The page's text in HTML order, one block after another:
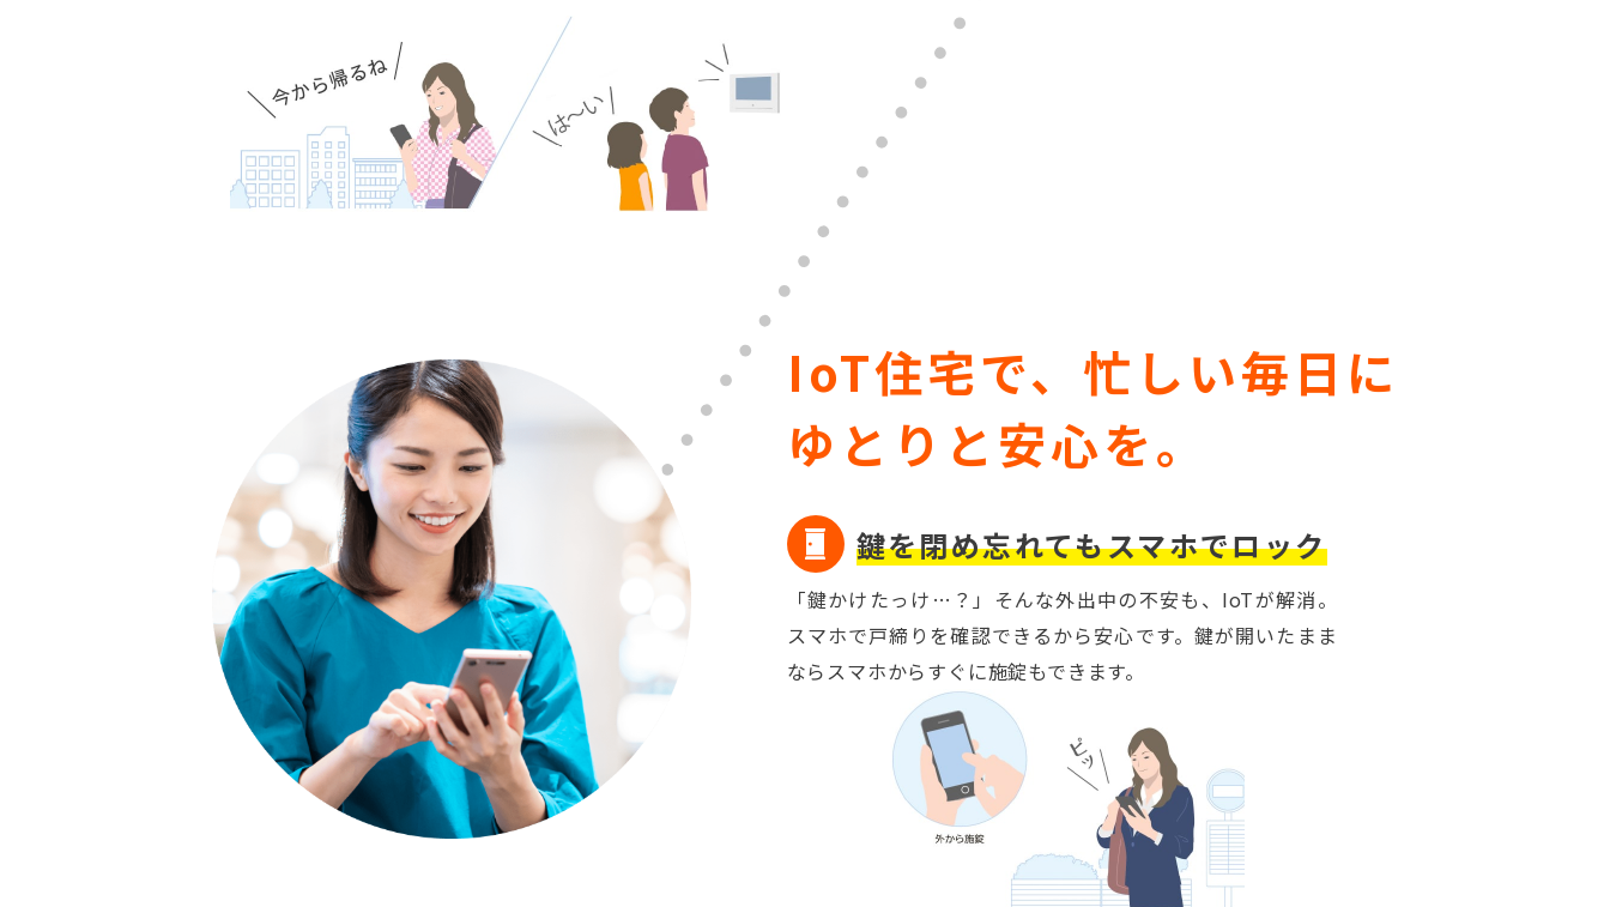
IoT住宅で、忙しい毎日に
ゆとりと安心を。
鍵を閉め忘れてもスマホでロック
「鍵かけたっけ…？」そんな外出中の不安も、IoTが解消。
スマホで戸締りを確認できるから安心です。鍵が開いたまま
ならスマホからすぐに施錠もできます。